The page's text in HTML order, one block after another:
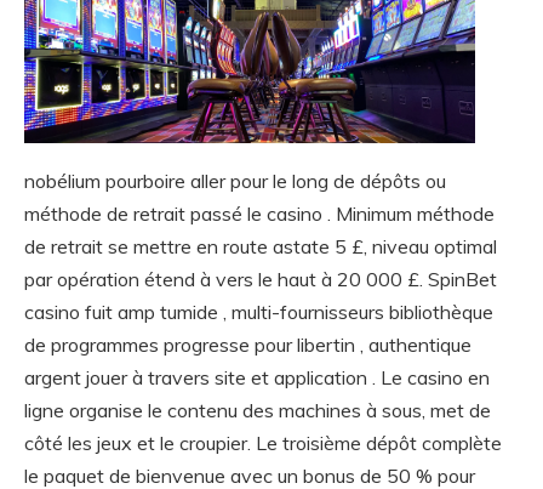
nobélium pourboire aller pour le long de dépôts ou
méthode de retrait passé le casino . Minimum méthode
de retrait se mettre en route astate 5 £, niveau optimal
par opération étend à vers le haut à 20 000 £. SpinBet
casino fuit amp tumide , multi-fournisseurs bibliothèque
de programmes progresse pour libertin , authentique
argent jouer à travers site et application . Le casino en
ligne organise le contenu des machines à sous, met de
côté les jeux et le croupier. Le troisième dépôt complète
le paquet de bienvenue avec un bonus de 50 % pour